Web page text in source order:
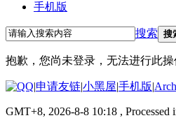
手机版
搜索 搜
抱歉，您尚未登录，无法进行此操
|申请友链|小黑屋|手机版|
GMT+8, 2026-8-8 10:18 , Processed